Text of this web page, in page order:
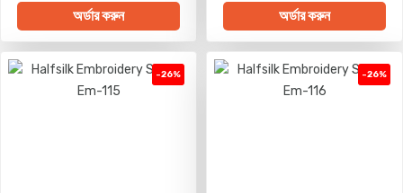
অর্ডার করুন অর্ডার করুন
-26% -26%